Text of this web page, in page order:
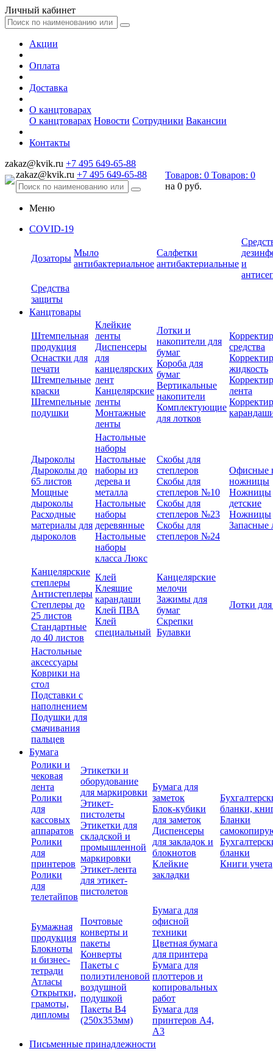
Личный кабинет
Акции
Оплата
Доставка
О канцтоварах
О канцтоварах Новости Сотрудники Вакансии
Контакты
zakaz@kvik.ru +7 495 649-65-88
zakaz@kvik.ru +7 495 649-65-88 Товаров: 0 Товаров: 0
на 0 руб.
Меню
COVID-19
Дозаторы
Мыло
антибактериальное
Салфетки
антибактериальные и
Средства
защиты
Канцтовары
Штемпельная
продукция
Оснастки для
печати
Штемпельные
краски
Штемпельные
подушки
Клейкие
ленты
Диспенсеры
для
канцелярских
лент
Канцелярские
ленты
Монтажные
ленты
Лотки и
накопители для
бумаг
Короба для
бумаг
Вертикальные
накопители
Комплектующие
для лотков
средства
жидкость
лента
Дыроколы
Дыроколы до
65 листов
Мощные
дыроколы
Расходные
материалы для
дыроколов
Настольные
наборы
Настольные
наборы из
дерева и
металла
Настольные
наборы
деревянные
Настольные
наборы
класса Люкс
Скобы для
степлеров
Скобы для
степлеров №10
Скобы для
степлеров №23
Скобы для
степлеров №24
Офисные
ножницы
Ножницы
детские
Ножницы
Запасные
Канцелярские
степлеры
Антистеплеры
Степлеры до
25 листов
Стандартные
до 40 листов
Клей
Клеящие
карандаши
Клей ПВА
Клей
специальный
Канцелярские
мелочи
Зажимы для
бумаг
Скрепки
Булавки
Лотки
Настольные
аксессуары
Коврики на
стол
Подставки с
наполнением
Подушки для
смачивания
пальцев
Бумага
Ролики и
чековая
лента
Ролики
для
кассовых
аппаратов
Ролики
для
принтеров
Ролики
для
телетайпов
Этикетки и
оборудование
для маркировки
Этикет-
пистолеты
Этикетки для
складской и
промышленной
маркировки
Этикет-лента
для этикет-
пистолетов
Бумага для
заметок
Блок-кубики
для заметок
Диспенсеры
для закладок и
блокнотов
Клейкие
закладки
бланки,
Бланки
бланки
Книги учета
Бумажная
продукция
Блокноты
и бизнес-
тетради
Атласы
Открытки,
грамоты,
дипломы
Почтовые
конверты и
пакеты
Конверты
Пакеты с
полиэтиленовой
воздушной
подушкой
Пакеты В4
(250х353мм)
Бумага для
офисной
техники
Цветная бумага
для принтера
Бумага для
плоттеров и
копировальных
работ
Бумага для
принтеров А4,
А3
Письменные принадлежности